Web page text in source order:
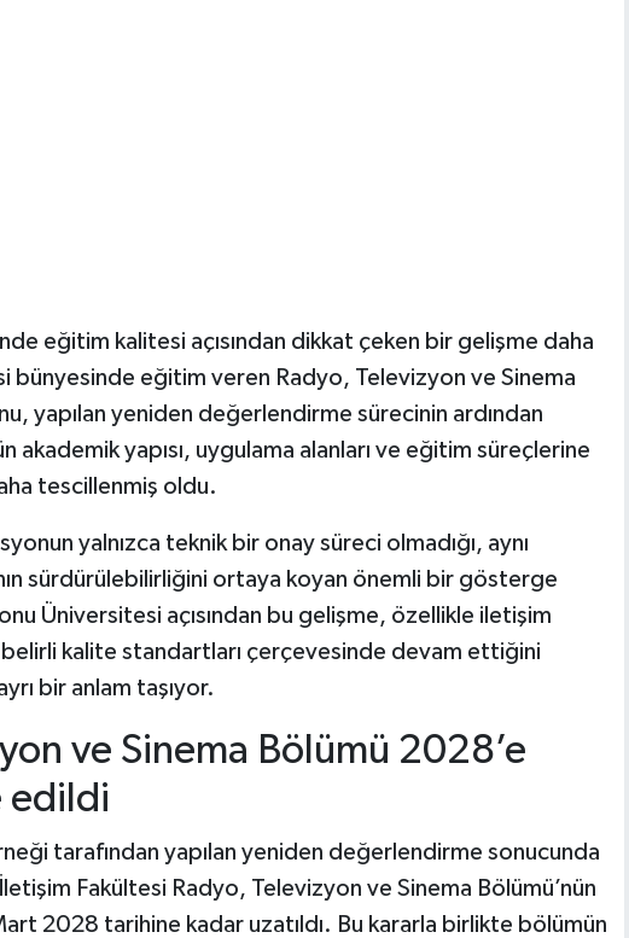
eğitim kalitesi açısından dikkat çeken bir gelişme daha
bünyesinde eğitim veren Radyo, Televizyon ve Sinema
yapılan yeniden değerlendirme sürecinin ardından
akademik yapısı, uygulama alanları ve eğitim süreçlerine
tescillenmiş oldu.
yalnızca teknik bir onay süreci olmadığı, aynı
sürdürülebilirliğini ortaya koyan önemli bir gösterge
Üniversitesi açısından bu gelişme, özellikle iletişim
belirli kalite standartları çerçevesinde devam ettiğini
bir anlam taşıyor.
ve Sinema Bölümü 2028’e
edildi
tarafından yapılan yeniden değerlendirme sonucunda
Fakültesi Radyo, Televizyon ve Sinema Bölümü’nün
2028 tarihine kadar uzatıldı. Bu kararla birlikte bölümün